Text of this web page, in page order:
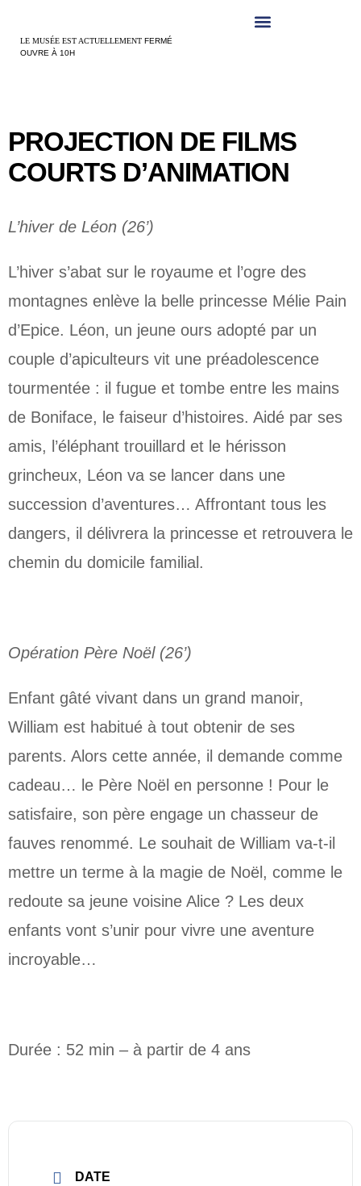
LE MUSÉE EST ACTUELLEMENT FERMÉ
OUVRE À 10H
PROJECTION DE FILMS
COURTS D’ANIMATION
L’hiver de Léon (26’)
L’hiver s’abat sur le royaume et l’ogre des
montagnes enlève la belle princesse Mélie Pain
d’Epice. Léon, un jeune ours adopté par un
couple d’apiculteurs vit une préadolescence
tourmentée : il fugue et tombe entre les mains
de Boniface, le faiseur d’histoires. Aidé par ses
amis, l’éléphant trouillard et le hérisson
grincheux, Léon va se lancer dans une
succession d’aventures… Affrontant tous les
dangers, il délivrera la princesse et retrouvera le
chemin du domicile familial.
Opération Père Noël (26’)
Enfant gâté vivant dans un grand manoir,
William est habitué à tout obtenir de ses
parents. Alors cette année, il demande comme
cadeau… le Père Noël en personne ! Pour le
satisfaire, son père engage un chasseur de
fauves renommé. Le souhait de William va-t-il
mettre un terme à la magie de Noël, comme le
redoute sa jeune voisine Alice ? Les deux
enfants vont s’unir pour vivre une aventure
incroyable…
Durée : 52 min – à partir de 4 ans
DATE